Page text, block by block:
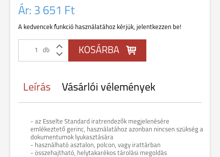
Ár: 3 651 Ft
A kedvencek funkció használatához kérjük, jelentkezzen be!
db
Leírás Vásárlói vélemények
- az Esselte Standard iratrendezők megjelenésére
emlékeztető gerinc, használatához azonban nincsen szükség a
dokumentumok lyukasztására
- használható asztalon, polcon, vagy irattárban
- összehajtható, helytakarékos tárolási megoldás